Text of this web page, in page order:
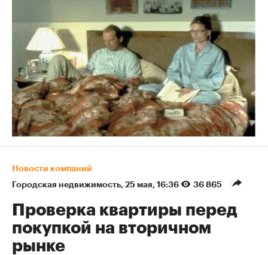
Новости компаний
Городская недвижимость 25 мая, 16:36 36 865
Проверка квартиры перед
покупкой на вторичном
рынке